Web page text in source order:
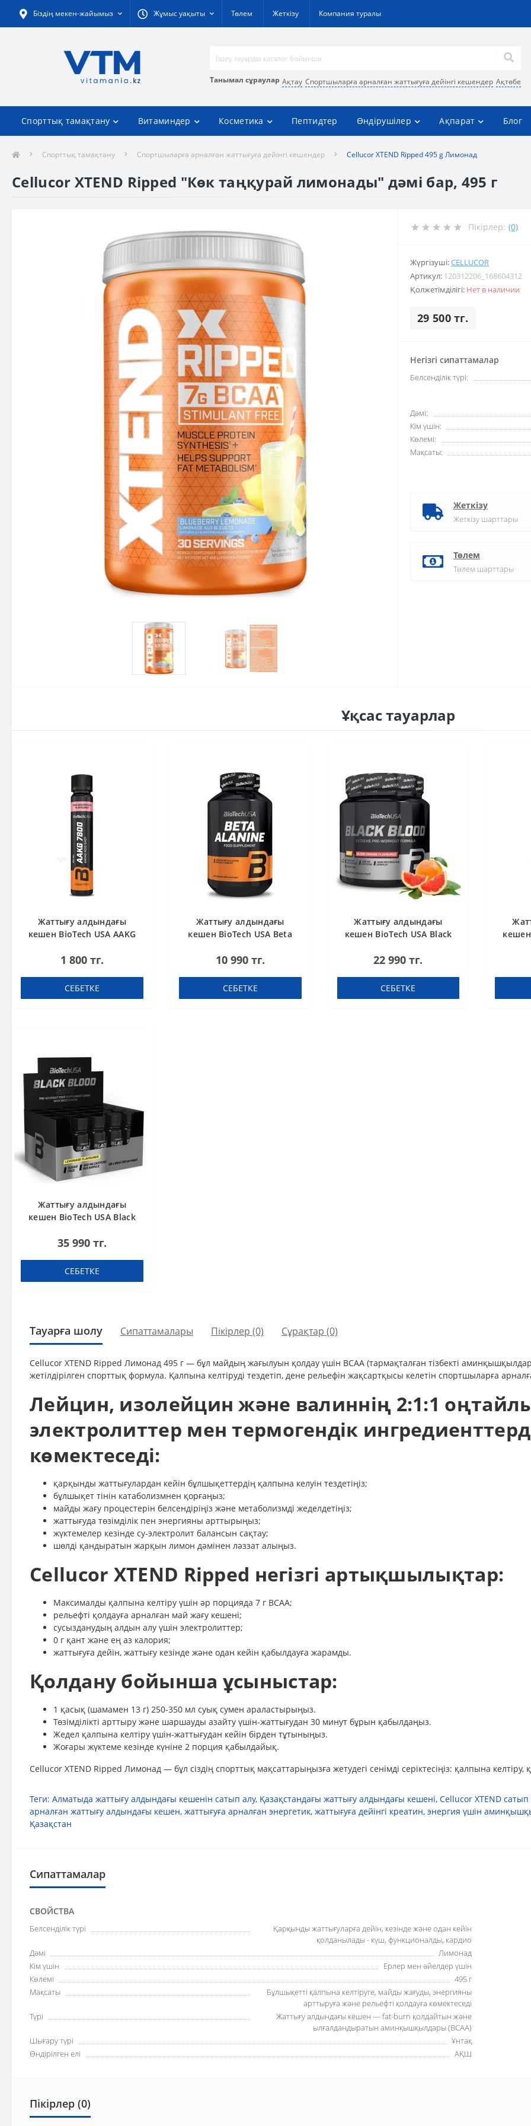
Біздің мекен-жайымыз Жұмыс уақыты Төлем Жеткізу Компания туралы
Танымал сұраулар Ақтау Спортшыларға арналған жаттығуға дейінгі кешендер Ақтөбе
Спорттық тамақтану Витаминдер Косметика Пептидтер Өндірушілер Ақпарат Блог
Спорттық тамақтану Спортшыларға арналған жаттығуға дейінгі кешендер Cellucor XTEND Ripped 495 g Лимонад
Cellucor XTEND Ripped "Көк таңқурай лимонады" дәмі бар, 495 г
Пікірлер: (0)
Жүргізуші:CELLUCOR
Артикул: 120312206_168604312
Қолжетімділігі: Нет в наличии
29 500 тг.
Негізгі сипаттамалар
Белсенділік түрі:
Дәмі:
Кім үшін:
Көлемі:
Мақсаты:
Жеткізу
Жеткізу шарттары
Төлем
Төлем шарттары
Ұқсас тауарлар
Жаттығу алдындағы
кешен BioTech USA AAKG
1 800 тг.
СЕБЕТКЕ
Жаттығу алдындағы
кешен BioTech USA Beta
10 990 тг.
СЕБЕТКЕ
Жаттығу алдындағы
кешен BioTech USA Black
340 g
22 990 тг.
СЕБЕТКЕ
кешен
Жаттығу алдындағы
кешен BioTech USA Black
60 ml шоты (қорапта 20
35 990 тг.
СЕБЕТКЕ
Тауарға шолу Сипаттамалары Пікірлер (0) Сұрақтар (0)
Cellucor XTEND Ripped Лимонад 495 г — бұл майдың жағылуын қолдау үшін BCAA (тармақталған тізбекті
жетілдірілген спорттық формула. Қалпына келтіруді тездетіп, дене рельефін жақсартқысы келетін спортшыларға
Лейцин, изолейцин және валиннің 2:1:1
электролиттер мен термогендік
көмектеседі:
қарқынды жаттығулардан кейін бұлшықеттердің қалпына келуін тездетіңіз;
бұлшықет тінін катаболизмнен қорғаңыз;
майды жағу процестерін белсендіріңіз және метаболизмді жеделдетіңіз;
жаттығуда төзімділік пен энергияны арттырыңыз;
жүктемелер кезінде су-электролит балансын сақтау;
шөлді қандыратын жарқын лимон дәмінен ләззат алыңыз.
Cellucor XTEND Ripped негізгі артықшылықтар:
Максималды қалпына келтіру үшін әр порцияда 7 г BCAA;
рельефті қолдауға арналған май жағу кешені;
сусызданудың алдын алу үшін электролиттер;
0 г қант және ең аз калория;
жаттығуға дейін, жаттығу кезінде және одан кейін қабылдауға жарамды.
Қолдану бойынша ұсыныстар:
1 қасық (шамамен 13 г) 250-350 мл суық сумен араластырыңыз.
Төзімділікті арттыру және шаршауды азайту үшін-жаттығудан 30 минут бұрын қабылдаңыз.
Жедел қалпына келтіру үшін-жаттығудан кейін бірден тұтыныңыз.
Жоғары жүктеме кезінде күніне 2 порция қабылдайық.
Cellucor XTEND Ripped Лимонад — бұл сіздің спорттық мақсаттарыңызға жетудегі сенімді серіктесіңіз: қалпына келтіру,
Теги: Алматыда жаттығу алдындағы кешенін сатып алу, Қазақстандағы жаттығу алдындағы кешені, Cellucor XTEND сатып
арналған жаттығу алдындағы кешен, жаттығуға арналған энергетик, жаттығуға дейінгі креатин, энергия үшін
Қазақстан
Сипаттамалар
СВОЙСТВА
Белсенділік түрі
Қарқынды жаттығуларға дейін, кезінде және одан кейін
қолданылады - күш, функционалды, кардио
Дәмі
Лимонад
Кім үшін
Ерлер мен әйелдер үшін
Көлемі
495 г
Мақсаты
Бұлшықетті қалпына келтіруге, майды жағуды, энергияны
арттыруға және рельефті қолдауға көмектеседі
Түрі
Жаттығу алдындағы кешен — fat-burn қолдайтын және
ылғалдандыратын аминқышқылдары (BCAA)
Шығару түрі
Ұнтақ
Өндірілген елі
АҚШ
Пікірлер (0)